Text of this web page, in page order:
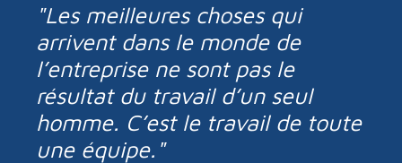
"Les meilleures choses qui
arrivent dans le monde de
l’entreprise ne sont pas le
résultat du travail d’un seul
homme. C’est le travail de toute
une équipe."